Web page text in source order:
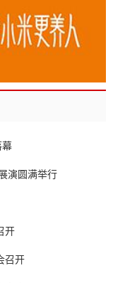
幕
演圆满举行
开
召开